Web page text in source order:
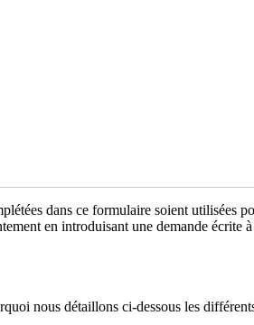
dans ce formulaire soient
en introduisant une demande écrite
nous détaillons ci-dessous les